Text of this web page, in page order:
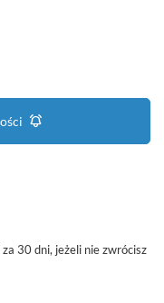
za 30 dni, jeżeli nie zwrócisz